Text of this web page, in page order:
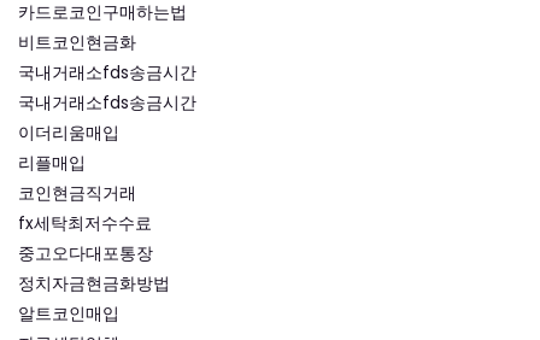
카드로코인구매하는법
비트코인현금화
국내거래소fds송금시간
국내거래소fds송금시간
이더리움매입
리플매입
코인현금직거래
fx세탁최저수수료
중고오다대포통장
정치자금현금화방법
알트코인매입